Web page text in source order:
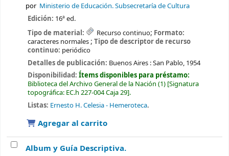
por Ministerio de Educación. Subsecretaría de Cultura
Edición: 16ª ed.
Tipo de material:
Recurso continuo; Formato:
caracteres normales; Tipo de descriptor de recurso
continuo: periódico
Detalles de publicación: Buenos Aires :San Pablo, 1954
Disponibilidad: Ítems disponibles para préstamo:
Biblioteca del Archivo General de la Nación (1) Signatura
topográfica: EC.h 227-004 Caja 29 .
Listas: Ernesto H. Celesia - Hemeroteca.
Agregar al carrito
Album y Guía Descriptiva.